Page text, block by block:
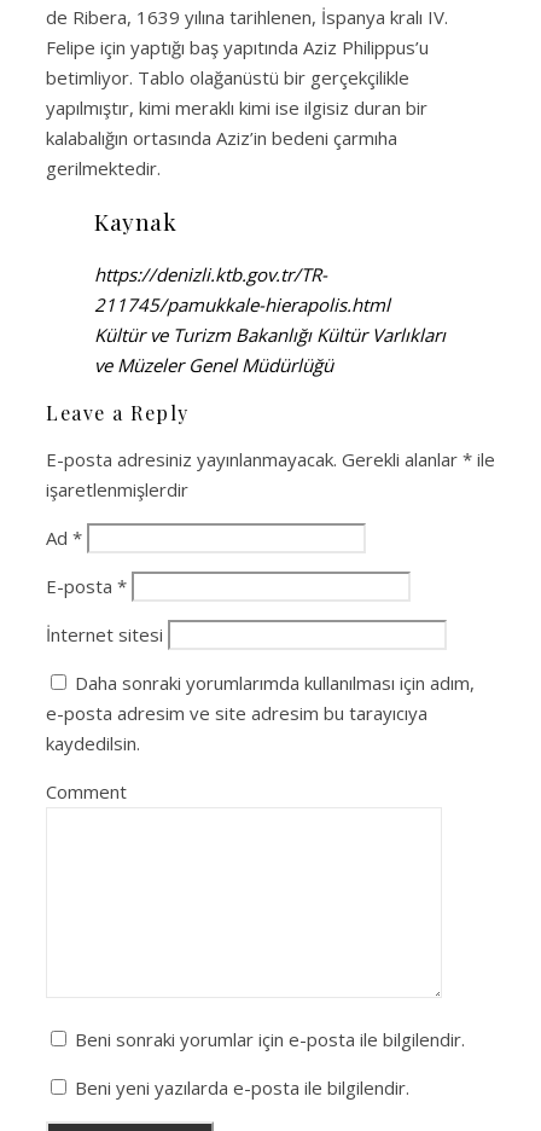
de Ribera, 1639 yılına tarihlenen, İspanya kralı IV.
Felipe için yaptığı baş yapıtında Aziz Philippus’u
betimliyor. Tablo olağanüstü bir gerçekçilikle
yapılmıştır, kimi meraklı kimi ise ilgisiz duran bir
kalabalığın ortasında Aziz’in bedeni çarmıha
gerilmektedir.
Kaynak
https://denizli.ktb.gov.tr/TR-
211745/pamukkale-hierapolis.html
Kültür ve Turizm Bakanlığı Kültür Varlıkları
ve Müzeler Genel Müdürlüğü
Leave a Reply
E-posta adresiniz yayınlanmayacak. Gerekli alanlar * ile
işaretlenmişlerdir
Ad *
E-posta *
İnternet sitesi
Daha sonraki yorumlarımda kullanılması için adım,
e-posta adresim ve site adresim bu tarayıcıya
kaydedilsin.
Comment
Beni sonraki yorumlar için e-posta ile bilgilendir.
Beni yeni yazılarda e-posta ile bilgilendir.